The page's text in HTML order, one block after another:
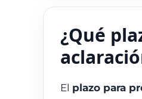
¿Qué
El plazo para